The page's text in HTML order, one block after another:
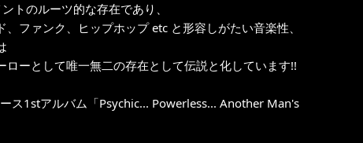
トのルーツ的な存在であり、
ファンク、ヒップホップ etc と形容しがたい音楽性、
ーとして唯一無二の存在として伝説と化しています!!
ス1stアルバム「Psychic... Powerless... Another Man's